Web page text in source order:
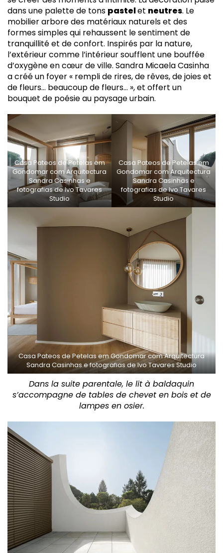
dans une palette de tons pastelet neutres. Le
mobilier arbore des matériaux naturels et des
formes simples qui rehaussent le sentiment de
tranquillité et de confort. Inspirés par la nature,
l’extérieur comme l’intérieur soufflent une bouffée
d’oxygène en cœur de ville. Sandra Micaela Casinha
a créé un foyer « rempli de rires, de rêves, de joies et
de fleurs… beaucoup de fleurs… », et offert un
bouquet de poésie au paysage urbain.
Casa Pateos de Petelas em
Gondomar com Arquitectura
Sandra Casinhas e
fotografias de Ivo Tavares
Studio
Casa Pateos de Petelas em
Gondomar com Arquitectura
Sandra Casinhas e
fotografias de Ivo Tavares
Studio
Casa Pateos de Petelas em Gondomar com Arquitectura
Sandra Casinhas e fotografias de Ivo Tavares Studio
Dans la suite parentale, le lit à baldaquin
s’accompagne de tables de chevet en bois et de
lampes en osier.